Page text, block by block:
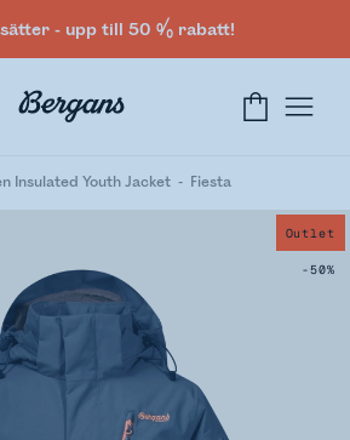
- upp till 50 % rabatt!
Insulated Youth Jacket Fiesta
Outlet
-50%